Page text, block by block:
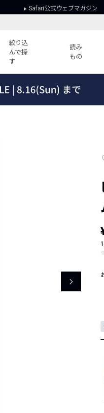
Safari公式ウェブマガジン
絞り込
んで探
す
読み
もの
プライバシーポリ